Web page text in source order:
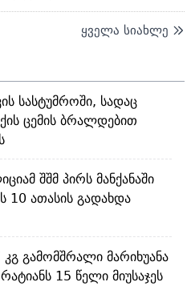
ყველა სიახლე
სასტუმროში, სადაც
ცემის ბრალდებით
შშმ პირს მანქანაში
10 ათასის გადახდა
გამომშრალი მარიხუანა
15 წელი მიუსაჯეს